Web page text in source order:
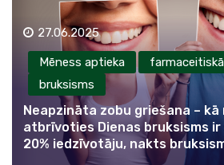
27.06.2025
Mēness aptieka
bruksisms
Neapzināta zobu griešana – kā
atbrīvoties Dienas bruksisms
20% iedzīvotāju, nakts